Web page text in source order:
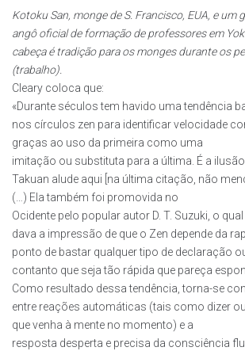
Kotoku San, monge de S. Francisco, EUA, e um
angô oficial de formação de professores em
cabeça é tradição para os monges durante os
(trabalho).
Cleary coloca que:
«Durante séculos tem havido uma tendência
nos círculos zen para identificar velocidade
graças ao uso da primeira como uma
imitação ou substituta para a última. É a
Takuan alude aqui [na última citação, não
(…) Ela também foi promovida no
Ocidente pelo popular autor D. T. Suzuki, o
dava a impressão de que o Zen depende da
ponto de bastar qualquer tipo de declaração
contanto que seja tão rápida que pareça
Como resultado dessa tendência, torna-se
entre reações automáticas (tais como dizer
que venha à mente no momento) e a
resposta desperta e precisa da consciência